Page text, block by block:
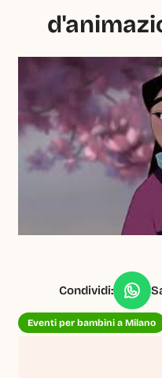
Condividi:
Eventi per bambini a Milano